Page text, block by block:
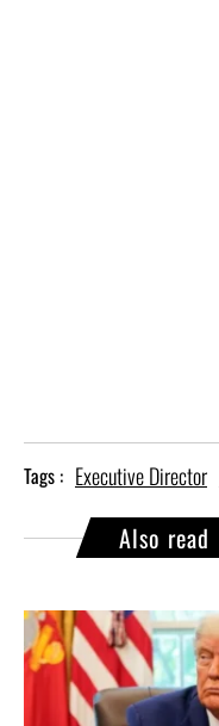
Tags : Executive Director
Also read